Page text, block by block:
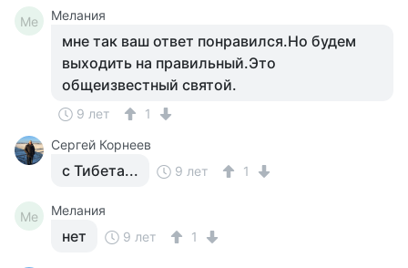
Ме Мелания
мне так ваш ответ понравился.Но будем
выходить на правильный.Это
общеизвестный святой.
9 лет
1
Сергей Корнеев
с Тибета... 9 лет 1
Ме Мелания
нет 9 лет 1